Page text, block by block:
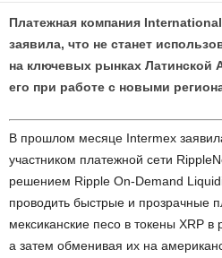
Платежная компания
заявила, что не станет
на ключевых рынках Латинской
его при работе с новыми
В прошлом месяце Intermex
участником платежной сети
решением Ripple On-Demand
проводить быстрые и прозрачные
мексиканские песо в токены XRP
а затем обменивая их на